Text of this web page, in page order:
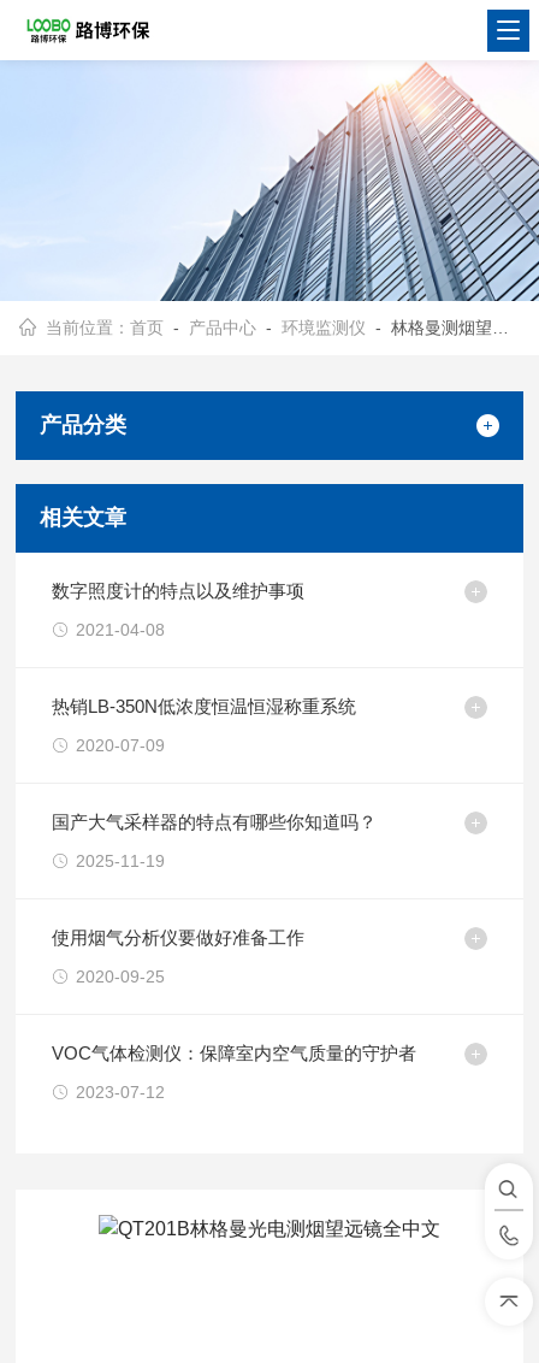
当前位置：首页 - 产品中心 -环境监测仪 - 林格曼测烟望远镜
产品分类
相关文章
数字照度计的特点以及维护事项
2021-04-08
热销LB-350N低浓度恒温恒湿称重系统
2020-07-09
国产大气采样器的特点有哪些你知道吗？
2025-11-19
使用烟气分析仪要做好准备工作
2020-09-25
VOC气体检测仪：保障室内空气质量的守护者
2023-07-12